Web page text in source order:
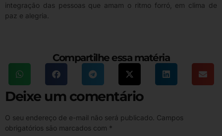
integração das pessoas que amam o ritmo forró, em clima de
paz e alegria.
Compartilhe essa matéria
Deixe um comentário
O seu endereço de e-mail não será publicado. Campos
obrigatórios são marcados com *